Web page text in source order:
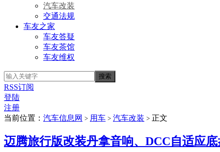
汽车改装
交通法规
车友之家
车友答疑
车友茶馆
车友维权
RSS订阅
登陆
注册
当前位置： 汽车信息网 > 用车 > 汽车改装 > 正文
迈腾旅行版改装丹拿音响、DCC自适应